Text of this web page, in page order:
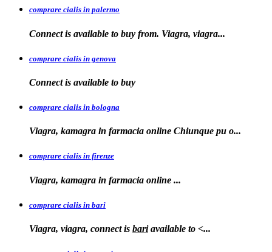
comprare cialis in palermo
Connect is available to buy from. Viagra, viagra...
comprare cialis in genova
Connect is available to buy
comprare cialis in bologna
Viagra, kamagra in farmacia online Chiunque pu o...
comprare cialis in firenze
Viagra, kamagra in farmacia online ...
comprare cialis in bari
Viagra, viagra, connect is bariavailable to <...